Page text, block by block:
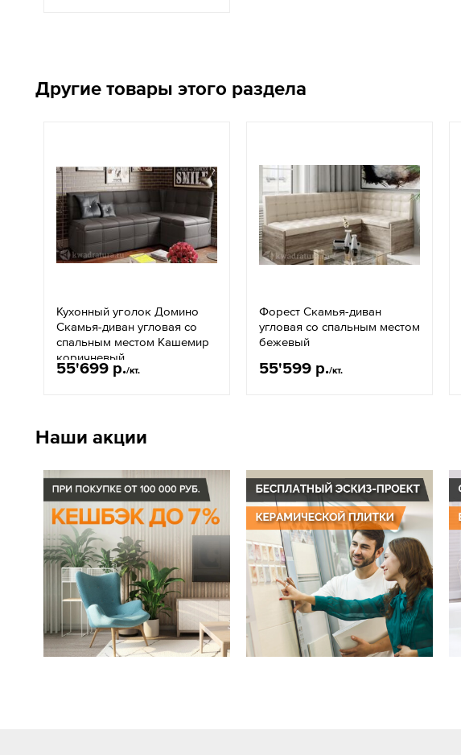
Другие товары этого раздела
Кухонный уголок Домино
Скамья-диван угловая со
спальным местом Кашемир
коричневый
55'699 р./кт.
Форест Скамья-диван
угловая со спальным местом
бежевый
55'599 р./кт.
Наши акции